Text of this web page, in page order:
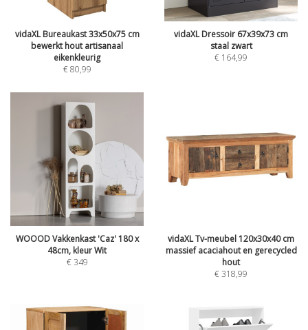
vidaXL Bureaukast 33x50x75 cm
bewerkt hout artisanaal
eikenkleurig
€80,99
vidaXL Dressoir 67x39x73 cm
staal zwart
€ 164,99
WOOOD Vakkenkast 'Caz' 180 x
48cm, kleur Wit
€349
vidaXL Tv-meubel 120x30x40 cm
massief acaciahout en gerecycled
hout
€318,99